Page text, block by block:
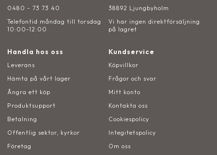
0480 - 73 73 40
Telefontid måndag till torsdag
10:00-12:00
38892 Ljungbyholm
Vi har ingen direktförsäljning
på lagret
Handla hos oss
Leverans
Hämta på vårt lager
Ångra ett köp
Produktsupport
Betalning
Offentlig sektor, kyrkor
Företag
Kundservice
Köpvillkor
Frågor och svar
Mitt konto
Kontakta oss
Cookiespolicy
Integitetspolicy
Om oss